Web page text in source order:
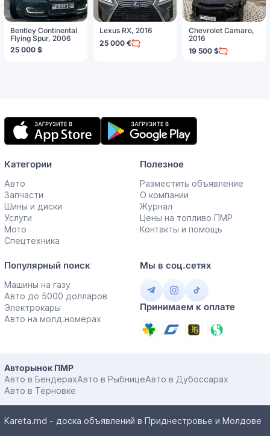
Bentley Continental
Flying Spur, 2006
25 000 $
Lexus RX, 2016
25 000 €
Chevrolet Camaro,
2016
19 500 $
Мобильное
приложение
Категории
Авто
Запчасти
Шины и диски
Услуги
Мото
Спецтехника
Полезное
Разместить объявление
О компании
Журнал
Цены на топливо ПМР
Контакты и помощь
Популярный поиск
Машины на газу
Авто до 5000 долларов
Электрокары
Авто на молд.номерах
Мы в соц.сетях
Принимаем к оплате
Авторынок ПМР
Авто в БендерахАвто в РыбницеАвто в Дубоссарах
Авто в Терновке
Kareta.md - доска объявлений в Приднестровье и Молдове